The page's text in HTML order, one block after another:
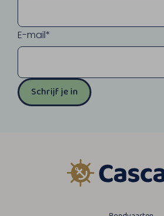
E-mail*
Schrijf je in